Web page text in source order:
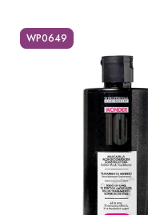
WP0649